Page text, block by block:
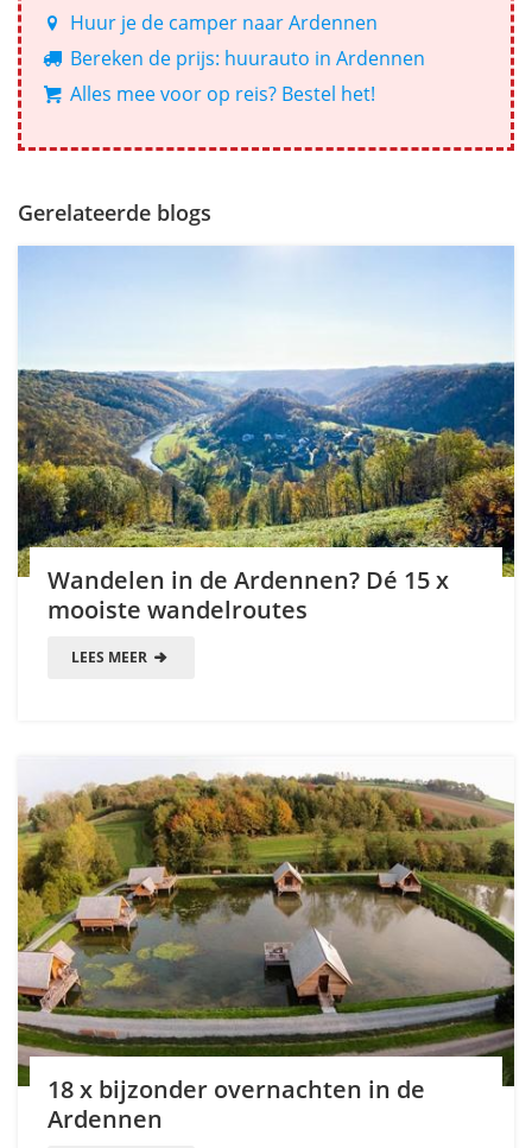
Huur je de camper naar Ardennen
Bereken de prijs: huurauto in Ardennen
Alles mee voor op reis? Bestel het!
Gerelateerde blogs
Wandelen in de Ardennen? Dé 15 x
mooiste wandelroutes
LEES MEER
18 x bijzonder overnachten in de
Ardennen